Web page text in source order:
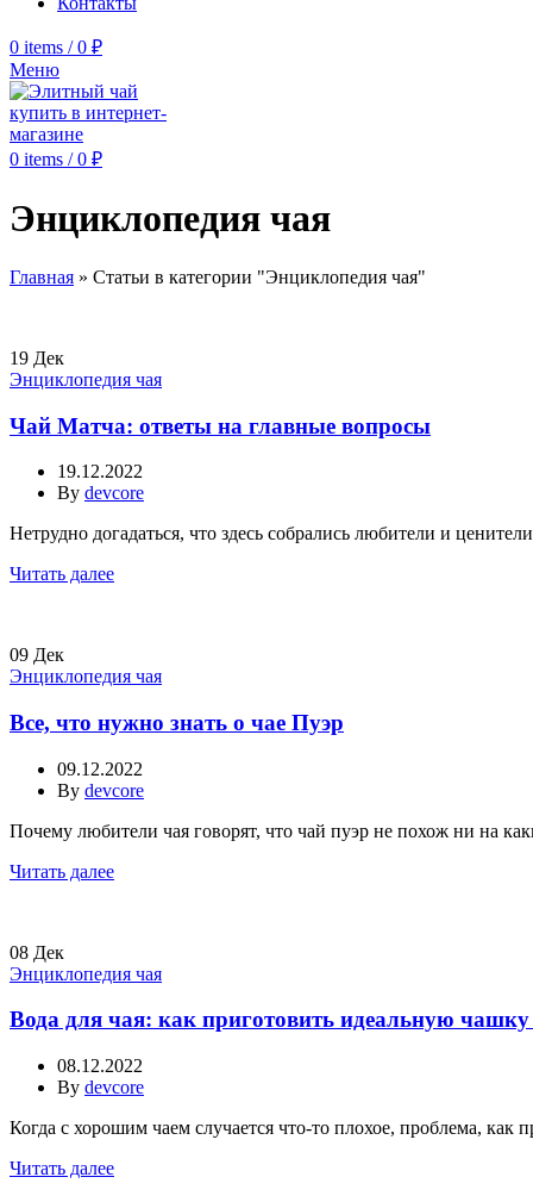
0 items / 0 ₽
Меню
0 items / 0 ₽
Энциклопедия чая
Главная » Статьи в категории "Энциклопедия чая"
19 Дек
Энциклопедия чая
Чай Матча: ответы на главные вопросы
19.12.2022
By devcore
Нетрудно догадаться, что здесь собрались любители и
Читать далее
09 Дек
Энциклопедия чая
Все, что нужно знать о чае Пуэр
09.12.2022
By devcore
Почему любители чая говорят, что чай пуэр не похож ни на
Читать далее
08 Дек
Энциклопедия чая
Вода для чая: как приготовить идеальную
08.12.2022
By devcore
Когда с хорошим чаем случается что-то плохое, проблема, как
Читать далее